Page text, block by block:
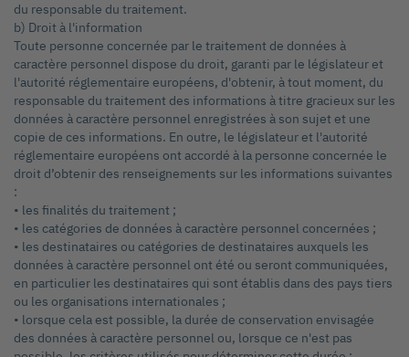
du responsable du traitement.
b) Droit à l'information
Toute personne concernée par le traitement de données à
caractère personnel dispose du droit, garanti par le législateur et
l'autorité réglementaire européens, d'obtenir, à tout moment, du
responsable du traitement des informations à titre gracieux sur les
données à caractère personnel enregistrées à son sujet et une
copie de ces informations. En outre, le législateur et l'autorité
réglementaire européens ont accordé à la personne concernée le
droit d’obtenir des renseignements sur les informations suivantes
:
• les finalités du traitement ;
• les catégories de données à caractère personnel concernées ;
• les destinataires ou catégories de destinataires auxquels les
données à caractère personnel ont été ou seront communiquées,
en particulier les destinataires qui sont établis dans des pays tiers
ou les organisations internationales ;
• lorsque cela est possible, la durée de conservation envisagée
des données à caractère personnel ou, lorsque ce n'est pas